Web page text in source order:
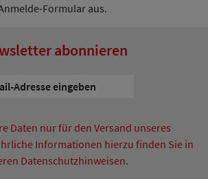
Formular aus.
abonnieren
Daten nur für den Versand unseres
Informationen hierzu finden Sie in
Datenschutzhinweisen.